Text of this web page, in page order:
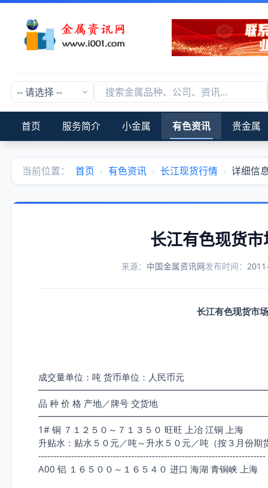
首页 服务简介 小金属 有色资讯 贵金属
当前位置： 首页 › 有色资讯 › 长江现货行情 › 详细信
长江有色现货
来源： 中国金属资讯网发布时间：
长江有色现货市
成交量单位：吨 货币单位：人民币元
品 种 价 格 产地／牌号 交货地
1# 铜 ７１２５０～７１３５０ 旺旺 上冶 江铜 上海
升贴水：贴水５０元／吨～升水５０元／吨（按３月份期
----------------------------------------------------------------------------
A00 铝 １６５００～１６５４０ 进口 海湖 青铜峡 上海